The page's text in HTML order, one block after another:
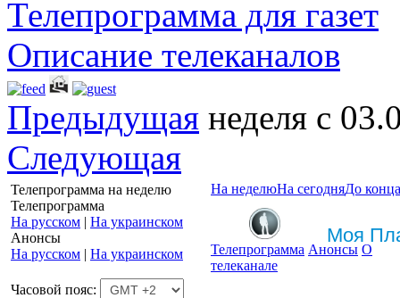
Телепрограмма для газет
Описание телеканалов
Предыдущая неделя с
Следующая
Телепрограмма на неделю
Телепрограмма
На русском | На украинском
Анонсы
На русском | На украинском
Часовой пояс:
На неделюНа сегодняДо
Моя
Телепрограмма Анонсы О
телеканале